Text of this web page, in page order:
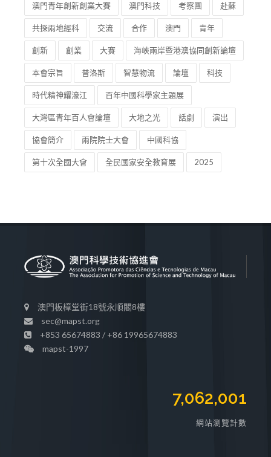
澳門青年創新創業大賽 澳門科技 考察團 赴蘇
共探兩地經科 交流 合作 澳門 青年
創新 創業 大賽 海峽兩岸暨港澳協同創新論壇
本會宗旨 普洛斯 智慧物流 論壇 科技
時代精神耀濠江 百年中國科學家主題展
大灣區青年百人會論壇 大地之光 話劇 演出
協會簡介 兩院院士大會 中國科協
第十次全國大會 全民國家安全教育展 2025
澳門板樟堂街18號永順閣8樓
sec@mapst.org
+853 65674883 / +86 19965674883
mapst-1997
7,062,001
網站瀏覽計數